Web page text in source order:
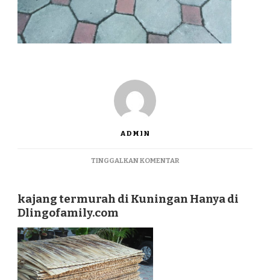
ADMIN
TINGGALKAN KOMENTARPADA
KUNINGAN
kajang termurah di Kuningan Hanya di
Dlingofamily.com